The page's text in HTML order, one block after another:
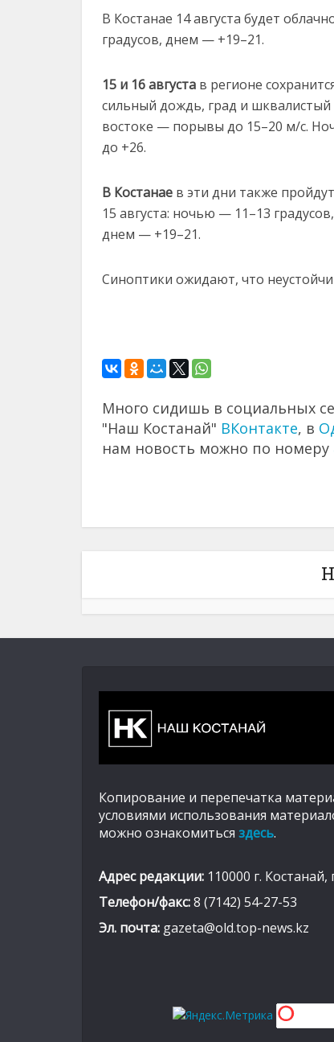
В Костанае 14 августа будет
градусов, днем — +19–21.
15 и 16 августа в регионе
сильный дождь, град и шквалистый
востоке — порывы до 15–20 м/с.
до +26.
В Костанае в эти дни также
15 августа: ночью — 11–13
днем — +19–21.
Синоптики ожидают, что
Много сидишь в социальных
"Наш Костанай" ВКонтакте, в
нам новость можно по номеру
Копирование и перепечатка
условиями использования
можно ознакомиться здесь.
Адрес редакции: 110000 г.
Телефон/факс:8 (7142) 54-27-53
Эл. почта: gazeta@old.top-news.kz